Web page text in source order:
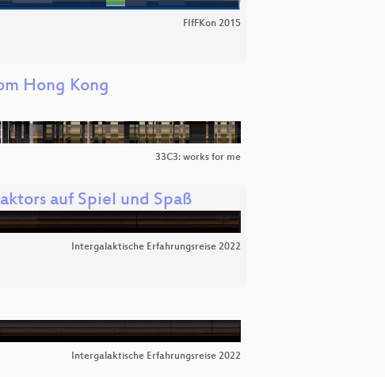
FIfFKon 2015
Hong Kong
33C3: works for me
auf Spiel und Spaß
Intergalaktische Erfahrungsreise 2022
Intergalaktische Erfahrungsreise 2022